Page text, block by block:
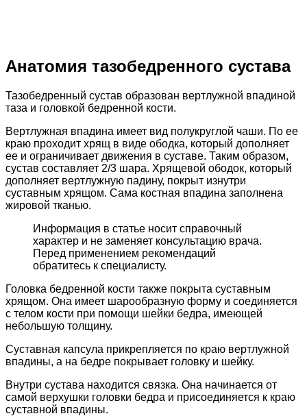
Анатомия тазобедренного сустава
Тазобедренный сустав образован вертлужной впадиной
таза и головкой бедренной кости.
Вертлужная впадина имеет вид полукруглой чаши. По ее
краю проходит хрящ в виде ободка, который дополняет
ее и ограничивает движения в суставе. Таким образом,
сустав составляет 2/3 шара. Хрящевой ободок, который
дополняет вертлужную падину, покрыт изнутри
суставным хрящом. Сама костная впадина заполнена
жировой тканью.
Информация в статье носит справочный
характер и не заменяет консультацию врача.
Перед применением рекомендаций
обратитесь к специалисту.
Головка бедренной кости также покрыта суставным
хрящом. Она имеет шарообразную форму и соединяется
с телом кости при помощи шейки бедра, имеющей
небольшую толщину.
Суставная капсула прикрепляется по краю вертлужной
впадины, а на бедре покрывает головку и шейку.
Внутри сустава находится связка. Она начинается от
самой верхушки головки бедра и присоединяется к краю
суставной впадины.